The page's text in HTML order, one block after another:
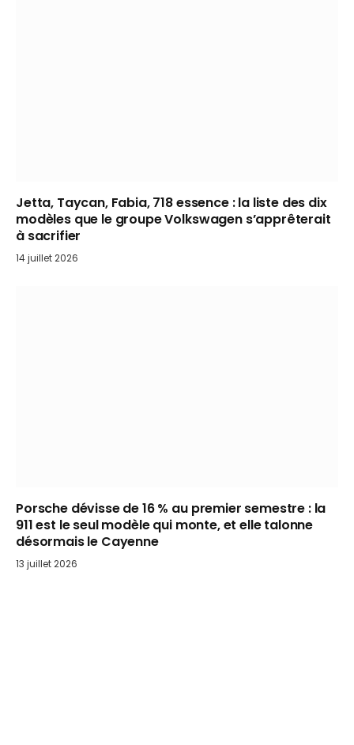
Jetta, Taycan, Fabia, 718 essence : la liste des dix
modèles que le groupe Volkswagen s’apprêterait
à sacrifier
14 juillet 2026
Porsche dévisse de 16 % au premier semestre : la
911 est le seul modèle qui monte, et elle talonne
désormais le Cayenne
13 juillet 2026